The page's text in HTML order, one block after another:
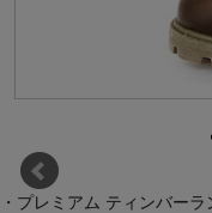
・プレミアム ティンバー